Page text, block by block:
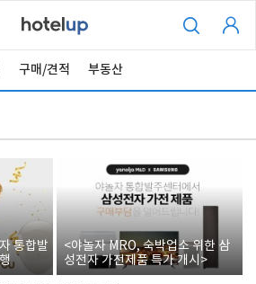
구매/견적 부동산
통합발
<야놀자 MRO, 숙박업소 위한 삼
성전자 가전제품 특가 개시>